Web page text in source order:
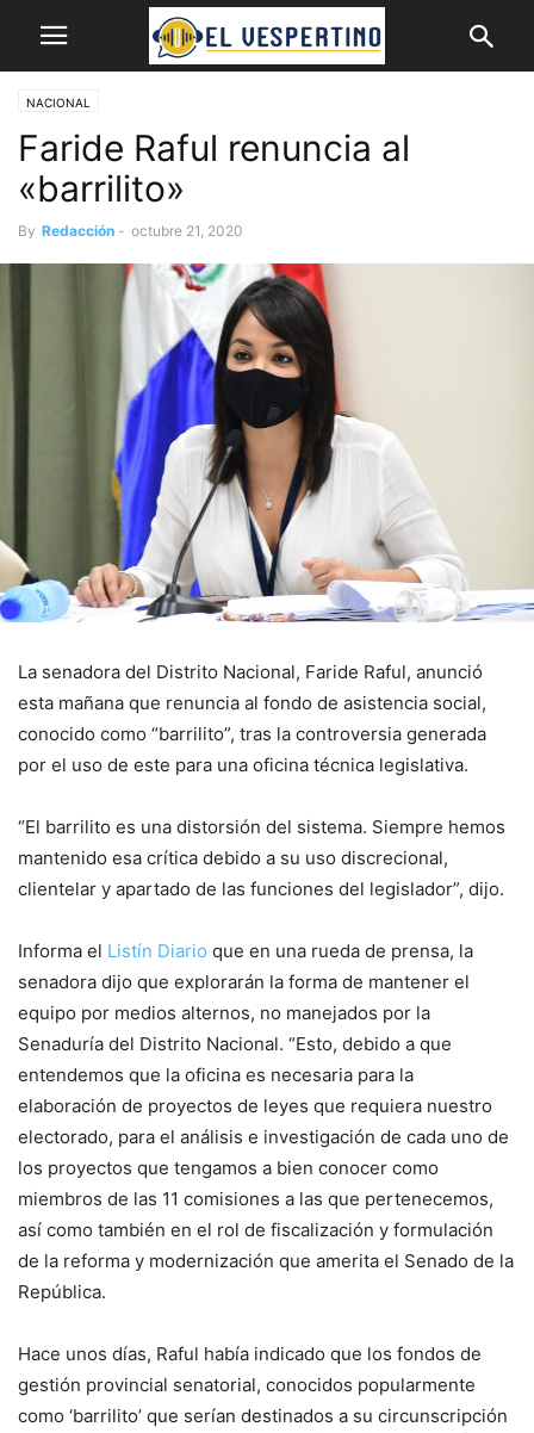
NACIONAL
Faride Raful renuncia al
«barrilito»
By Redacción - octubre 21, 2020
La senadora del Distrito Nacional, Faride Raful, anunció
esta mañana que renuncia al fondo de asistencia social,
conocido como “barrilito”, tras la controversia generada
por el uso de este para una oficina técnica legislativa.
“El barrilito es una distorsión del sistema. Siempre hemos
mantenido esa crítica debido a su uso discrecional,
clientelar y apartado de las funciones del legislador”, dijo.
Informa el Listín Diario que en una rueda de prensa, la
senadora dijo que explorarán la forma de mantener el
equipo por medios alternos, no manejados por la
Senaduría del Distrito Nacional. “Esto, debido a que
entendemos que la oficina es necesaria para la
elaboración de proyectos de leyes que requiera nuestro
electorado, para el análisis e investigación de cada uno de
los proyectos que tengamos a bien conocer como
miembros de las 11 comisiones a las que pertenecemos,
así como también en el rol de fiscalización y formulación
de la reforma y modernización que amerita el Senado de la
República.
Hace unos días, Raful había indicado que los fondos de
gestión provincial senatorial, conocidos popularmente
como ‘barrilito’ que serían destinados a su circunscripción